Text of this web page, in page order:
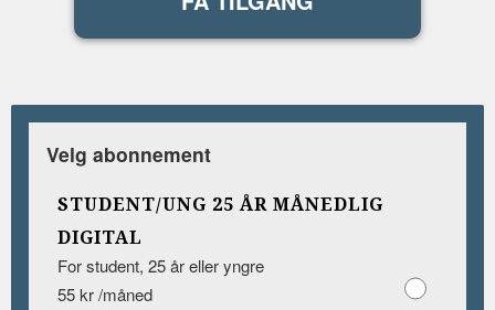
Velg abonnement
STUDENT/UNG 25 ÅR MÅNEDLIG
DIGITAL
For student, 25 år eller yngre
55 kr /måned